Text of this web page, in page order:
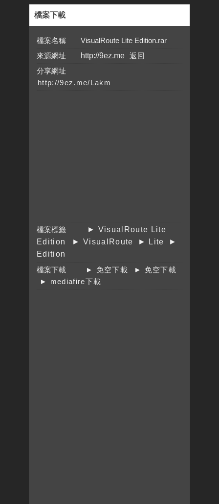
檔案下載
檔案名稱 VisualRoute Lite Edition.rar
來源網址
http://9ez.me
分享網址
檔案標籤
► VisualRoute Lite
Edition
► VisualRoute ► Lite
►
Edition
檔案下載